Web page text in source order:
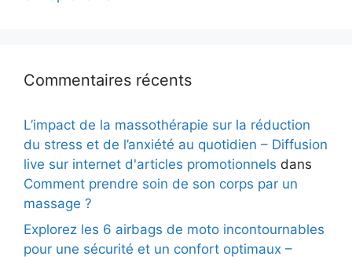
Commentaires récents
L’impact de la massothérapie sur la réduction
du stress et de l’anxiété au quotidien – Diffusion
live sur internet d'articles promotionnels dans
Comment prendre soin de son corps par un
massage ?
Explorez les 6 airbags de moto incontournables
pour une sécurité et un confort optimaux –